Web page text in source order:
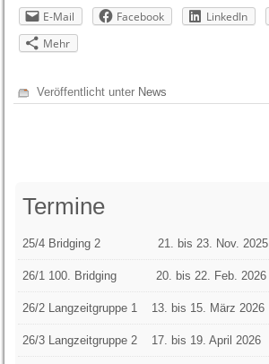
E-Mail Facebook LinkedIn
Mehr
Veröffentlicht unter News
Termine
25/4 Bridging 2 21. bis 23. Nov. 2025
26/1 100. Bridging 20. bis 22. Feb. 2026
26/2 Langzeitgruppe 1 13. bis 15. März 2026
26/3 Langzeitgruppe 2 17. bis 19. April 2026